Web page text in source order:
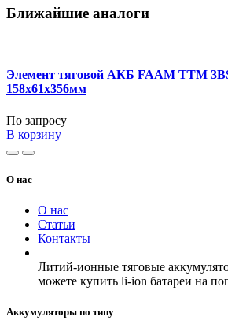
Ближайшие аналоги
Элемент тяговой АКБ FAAM TTM
158x61x356мм
По запросу
В корзину
О нас
О нас
Статьи
Контакты
Литий-ионные тяговые
можете купить li-ion батареи на
Аккумуляторы по типу